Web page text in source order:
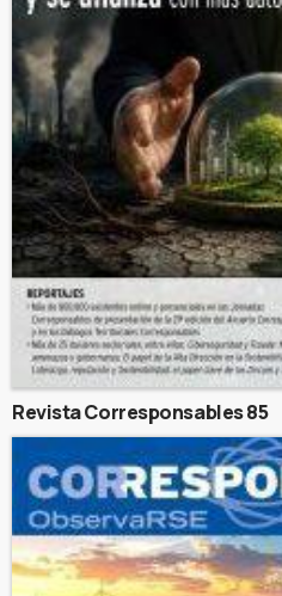
Revista Corresponsables 85